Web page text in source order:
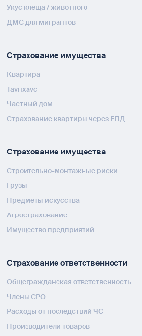
Укус клеща / животного
ДМС для мигрантов
Страхование имущества
Квартира
Таунхаус
Частный дом
Страхование квартиры через ЕПД
Страхование имущества
Строительно-монтажные риски
Грузы
Предметы искусства
Агрострахование
Имущество предприятий
Страхование ответственности
Общегражданская ответственность
Члены СРО
Расходы от последствий ЧС
Производители товаров